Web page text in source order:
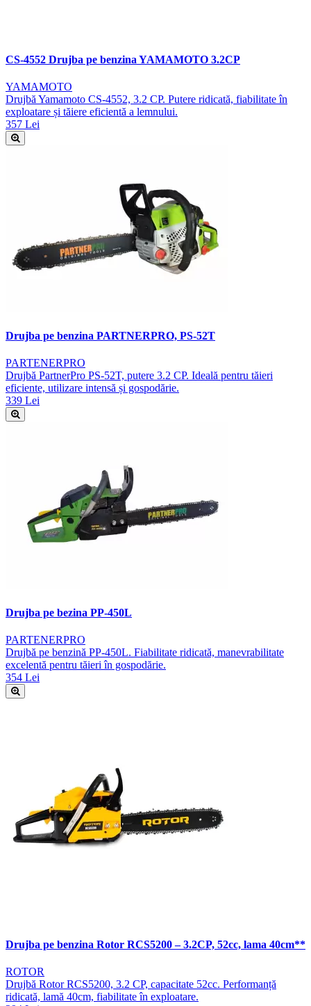
CS-4552 Drujba pe benzina YAMAMOTO 3.2CP
YAMAMOTO
Drujbă Yamamoto CS-4552, 3.2 CP. Putere ridicată, fiabilitate în
exploatare și tăiere eficientă a lemnului.
357 Lei
Drujba pe benzina PARTNERPRO, PS-52T
PARTENERPRO
Drujbă PartnerPro PS-52T, putere 3.2 CP. Ideală pentru tăieri
eficiente, utilizare intensă și gospodărie.
339 Lei
Drujba pe bezina PP-450L
PARTENERPRO
Drujbă pe benzină PP-450L. Fiabilitate ridicată, manevrabilitate
excelentă pentru tăieri în gospodărie.
354 Lei
Drujba pe benzina Rotor RCS5200 – 3.2CP, 52cc, lama 40cm**
ROTOR
Drujbă Rotor RCS5200, 3.2 CP, capacitate 52cc. Performanță
ridicată, lamă 40cm, fiabilitate în exploatare.